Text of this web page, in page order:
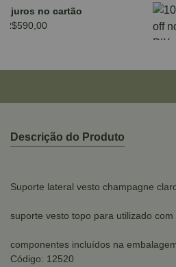
Parcele em até 10x sem
para compras acima de
Descrição do Produto
Suporte lateral vesto champagne
suporte vesto topo para utilizado
componentes incluídos na
Código: 12520